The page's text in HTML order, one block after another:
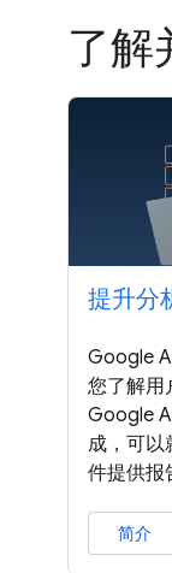
了解
提升分
Google
您了解用
Google
成，可以
件提供报
简介